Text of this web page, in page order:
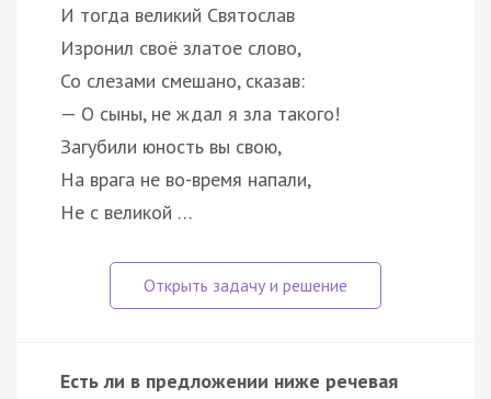
И тогда великий Святослав
Изронил своё златое слово,
Со слезами смешано, сказав:
— О сыны, не ждал я зла такого!
Загубили юность вы свою,
На врага не во-время напали,
Не с великой …
Есть ли в предложении ниже речевая